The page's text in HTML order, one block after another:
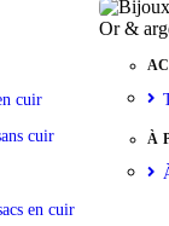
cuir
cuir
en cuir
Or &
À